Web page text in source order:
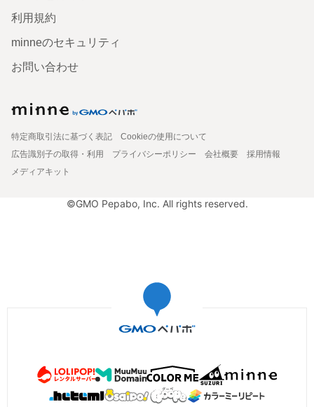
利用規約
minneのセキュリティ
お問い合わせ
特定商取引法に基づく表記
Cookieの使用について
広告識別子の取得・利用
プライバシーポリシー 会社概要
採用情報
メディアキット
©GMO Pepabo, Inc. All rights reserved.